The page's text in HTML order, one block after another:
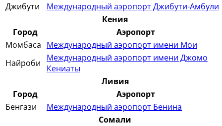
Джибути
Международный аэропорт Джибути-Амбули
Кения
Город
Аэропорт
Момбаса Международный аэропорт имени Мои
Найроби
Международный аэропорт имени Джомо
Кениаты
Ливия
Город
Аэропорт
Бенгази
Международный аэропорт Бенина
Сомали